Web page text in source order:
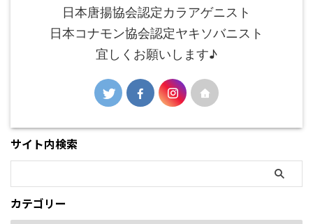
日本唐揚協会認定カラアゲニスト
日本コナモン協会認定ヤキソバニスト
宜しくお願いします♪
サイト内検索
カテゴリー